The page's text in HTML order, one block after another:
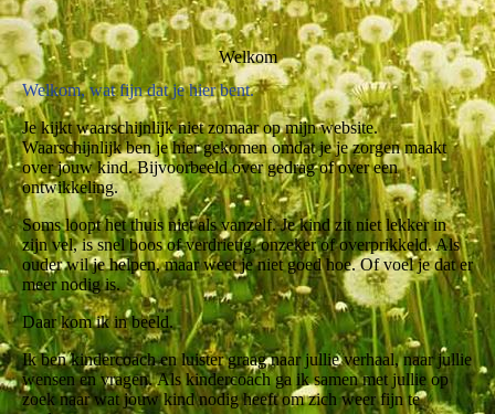
Welkom
Welkom, wat fijn dat je hier bent.
Je kijkt waarschijnlijk niet zomaar op mijn website.
Waarschijnlijk ben je hier gekomen omdat je je zorgen maakt
over jouw kind. Bijvoorbeeld over gedrag of over een
ontwikkeling.
Soms loopt het thuis niet als vanzelf. Je kind zit niet lekker in
zijn vel, is snel boos of verdrietig, onzeker of overprikkeld. Als
ouder wil je helpen, maar weet je niet goed hoe. Of voel je dat er
meer nodig is.
Daar kom ik in beeld.
Ik ben kindercoach en luister graag naar jullie verhaal, naar jullie
wensen en vragen. Als kindercoach ga ik samen met jullie op
zoek naar wat jouw kind nodig heeft om zich weer fijn te